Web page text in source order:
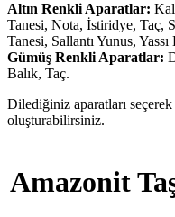
Altın Renkli Aparatlar:
Tanesi, Nota, İstiridye, Taç,
Tanesi, Sallantı Yunus,
Gümüş Renkli Aparatlar:
Balık, Taç.
Dilediğiniz aparatları
oluşturabilirsiniz.
Amazonit